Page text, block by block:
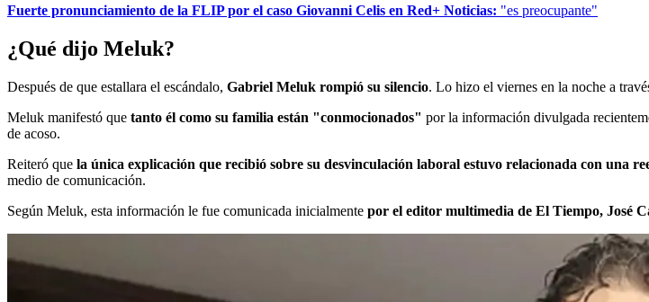
Fuerte pronunciamiento de la FLIP por el caso Giovanni Celis en Red+ Noticias: "es preocupante"
¿Qué dijo Meluk?
Después de que estallara el escándalo, Gabriel Meluk rompió su silencio. Lo hizo el viernes en la noche a
Meluk manifestó que tanto él como su familia están "conmocionados" por la información divulgada
de acoso.
Reiteró que la única explicación que recibió sobre su desvinculación laboral estuvo relacionada con una
medio de comunicación.
Según Meluk, esta información le fue comunicada inicialmente por el editor multimedia de El Tiempo, José